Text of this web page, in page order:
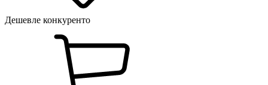
Дешевле конкуренто